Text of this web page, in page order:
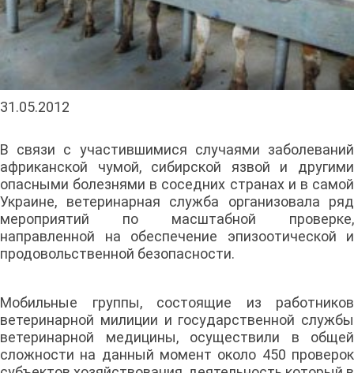
31.05.2012
В связи с участившимися случаями заболеваний
африканской чумой, сибирской язвой и другими
опасными болезнями в соседних странах и в самой
Украине, ветеринарная служба организовала ряд
мероприятий по масштабной проверке,
направленной на обеспечение эпизоотической и
продовольственной безопасности.
Мобильные группы, состоящие из работников
ветеринарной милиции и государственной службы
ветеринарной медицины, осуществили в общей
сложности на данный момент около 450 проверок